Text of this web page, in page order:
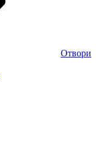
Отвори